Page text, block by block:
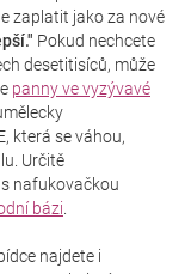
zaplatit jako za nové
Pokud nechcete
desetitisíců, může
panny ve vyzývavé
která se váhou,
Určitě
nafukovačkou
bázi.
najdete i